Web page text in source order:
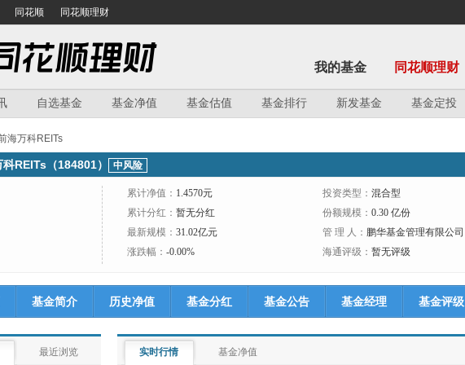
同花顺 同花顺理财
我的基金 同花顺理财
自选基金 基金净值 基金估值 基金排行 新发基金 基金定投
海万科REITs
REITs（184801） 中风险
累计净值： 1.4570元
累计分红： 暂无分红
最新规模： 31.02亿元
涨跌幅： -0.00%
投资类型： 混合型
份额规模： 0.30 亿份
管 理 人： 鹏华基金管理有限公司
海通评级： 暂无评级
基金简介 历史净值 基金分红 基金公告 基金经理 基金评级
实时行情 基金净值
最近浏览